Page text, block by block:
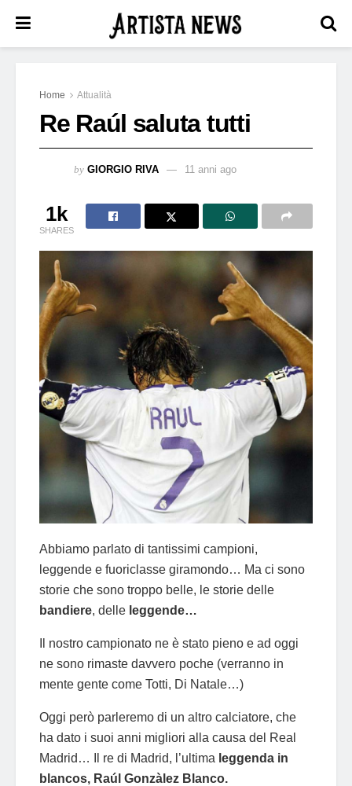
Home Attualità
Re Raúl saluta tutti
by GIORGIO RIVA 11 anni ago
1k
SHARES
Abbiamo parlato di tantissimi campioni,
leggende e fuoriclasse giramondo… Ma ci sono
storie che sono troppo belle, le storie delle
bandiere, delle leggende…
Il nostro campionato ne è stato pieno e ad oggi
ne sono rimaste davvero poche (verranno in
mente gente come Totti, Di Natale…)
Oggi però parleremo di un altro calciatore, che
ha dato i suoi anni migliori alla causa del Real
Madrid… Il re di Madrid, l’ultima leggenda in
blancos, Raúl Gonzàlez Blanco.